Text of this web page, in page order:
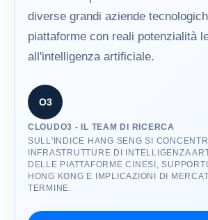
diverse grandi aziende
piattaforme con reali potenzialità
all'intelligenza artificiale.
O3
CLOUDO3 - IL TEAM DI RICERCA
SULL'INDICE HANG SENG SI
INFRASTRUTTURE DI INTELLIGENZA
DELLE PIATTAFORME CINESI,
HONG KONG E IMPLICAZIONI DI
TERMINE.